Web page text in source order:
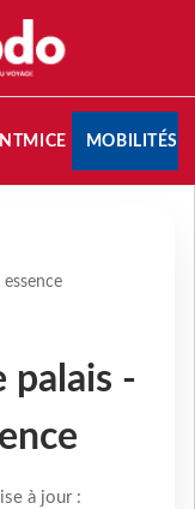
MICE MOBILITÉS
palais -
à jour :